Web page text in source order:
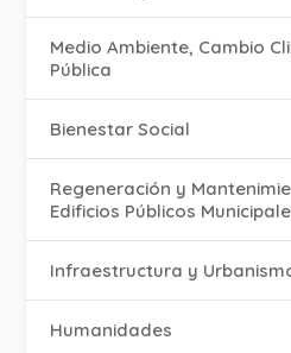
Medio Ambiente, Cambio
Pública
Bienestar Social
Regeneración y
Edificios Públicos
Infraestructura y
Humanidades